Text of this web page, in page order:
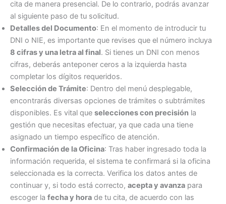
cita de manera presencial. De lo contrario, podrás avanzar
al siguiente paso de tu solicitud.
Detalles del Documento: En el momento de introducir tu
DNI o NIE, es importante que revises que el número incluya
8 cifras y una letra al final. Si tienes un DNI con menos
cifras, deberás anteponer ceros a la izquierda hasta
completar los dígitos requeridos.
Selección de Trámite: Dentro del menú desplegable,
encontrarás diversas opciones de trámites o subtrámites
disponibles. Es vital que selecciones con precisión la
gestión que necesitas efectuar, ya que cada una tiene
asignado un tiempo específico de atención.
Confirmación de la Oficina: Tras haber ingresado toda la
información requerida, el sistema te confirmará si la oficina
seleccionada es la correcta. Verifica los datos antes de
continuar y, si todo está correcto, acepta y avanza para
escoger la fecha y hora de tu cita, de acuerdo con las